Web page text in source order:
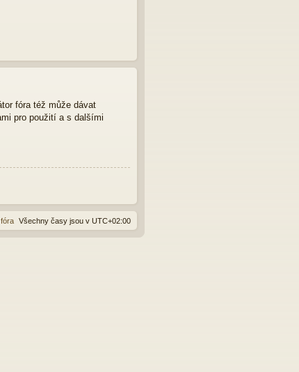
fóra též může dávat
pro použití a s dalšími
Všechny časy jsou v UTC+02:00